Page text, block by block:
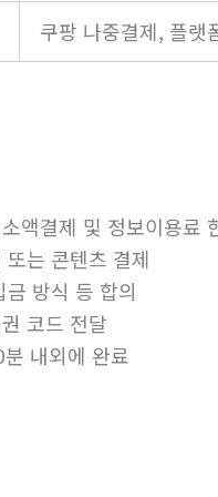
쿠팡 나중결제, 플랫
액결제 및 정보이용료
는 콘텐츠 결제
방식 등 합의
코드 전달
내외에 완료